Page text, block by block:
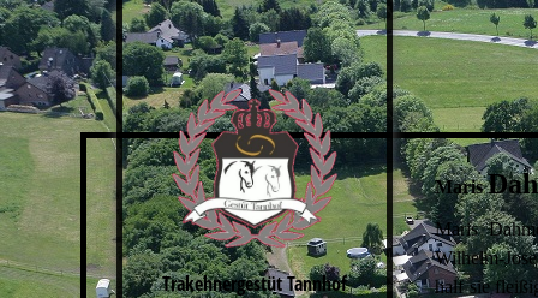
Trakehnergestüt Tannhof
Maris
Maris
Wilhelm-
half sie